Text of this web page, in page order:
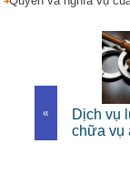
«
sư bào
Dịch
quyết